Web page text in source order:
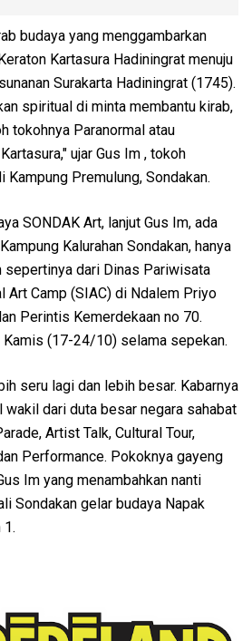
budaya yang menggambarkan
Kartasura Hadiningrat menuju
Surakarta Hadiningrat (1745).
spiritual di minta membantu kirab,
tokohnya Paranormal atau
ujar Gus Im , tokoh
Premulung, Sondakan.
SONDAK Art, lanjut Gus Im, ada
Kalurahan Sondakan, hanya
sepertinya dari Dinas Pariwisata
Art Camp (SIAC) di Ndalem Priyo
Perintis Kemerdekaan no 70.
Kamis (17-24/10) selama sepekan.
seru lagi dan lebih besar. Kabarnya
dari duta besar negara sahabat
Artist Talk, Cultural Tour,
Performance. Pokoknya gayeng
Im yang menambahkan nanti
Sondakan gelar budaya Napak
1.